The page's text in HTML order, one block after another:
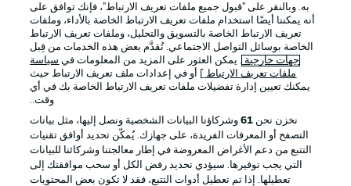
الإعلانات الإخطارات القانونية
به. وبالنقر على "قبول جميع ملفات تعريف الارتباط"، فإنك توافق على
أنه يمكننا أيضًا استخدام ملفات تعريف الارتباط الخاصة بالأداء، وملفات
تعريف الارتباط الخاصة بالتسويق والتحليل، وملفات تعريف الارتباط
الخاصة بوسائل التواصل الاجتماعي. تُقدَّم بعض هذه الخدمات من قِبل
جهات خارجية . يمكن العثور على المزيد من المعلومات في سياسة
ملفات تعريف الارتباط
] أو في إعدادات ملف تعريف الارتباط حيث
يمكنك تعيين إدارة تفضيلات ملفات تعريف الارتباط الخاصة بك في أي
وقت..
نخزن نحن 61وشركاؤنا البيانات الشخصية ونصل إليها، مثل بيانات
التصفح أو المعرفات الفريدة، على جهازك. يُمكّن تحديد أوافق تقنيات
التتبع من دعم الأغراض المعروضة في إطار معالجتنا وشركائنا للبيانات
التي يجب توفيرها. سيؤدي تحديد رفض الكل أو سحب موافقتك إلى
تعطيلها. إذا تم تعطيل أدوات التتبع، فقد لا تكون بعض المحتويات